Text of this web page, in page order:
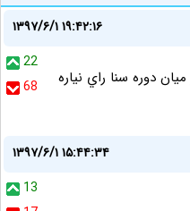
۱۳۹۷/۶/۱ ۱۹:۴۲:۱۶
22
68
دوره سنا راي نياره
۱۳۹۷/۶/۱ ۱۵:۴۴:۳۴
13